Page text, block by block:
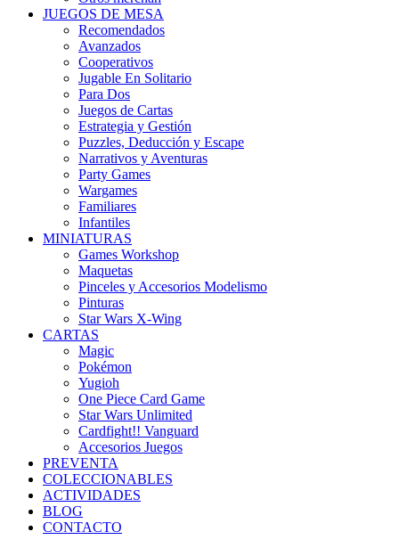
JUEGOS DE MESA
Recomendados
Avanzados
Cooperativos
Jugable En Solitario
Para Dos
Juegos de Cartas
Estrategia y Gestión
Puzzles, Deducción y Escape
Narrativos y Aventuras
Party Games
Wargames
Familiares
Infantiles
MINIATURAS
Games Workshop
Maquetas
Pinceles y Accesorios Modelismo
Pinturas
Star Wars X-Wing
CARTAS
Magic
Pokémon
Yugioh
One Piece Card Game
Star Wars Unlimited
Cardfight!! Vanguard
Accesorios Juegos
PREVENTA
COLECCIONABLES
ACTIVIDADES
BLOG
CONTACTO